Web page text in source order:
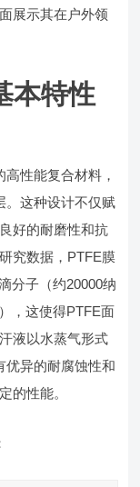
展示其在户外领
本特性
性能复合材料，
。这种设计不仅赋
好的耐磨性和抗
究数据，PTFE膜
分子（约20000纳
，这使得PTFE面
液以水蒸气形式
优异的耐腐蚀性和
的性能。